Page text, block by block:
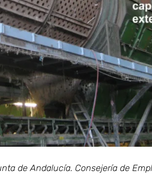
de Andalucía. Consejería de